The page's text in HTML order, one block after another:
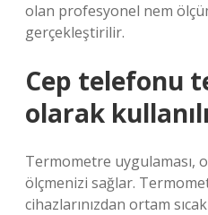
olan profesyonel nem
gerçekleştirilir.
Cep telefonu
olarak
Termometre uygulaması,
ölçmenizi sağlar.
cihazlarınızdan ortam